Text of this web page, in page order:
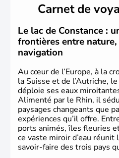
compte aujourd'hui plus
L'Autriche a donné
Mozart, Schubert, le
Schneider, Arnold
Gustav Mahler font partie
marquants de ces dernières
Carnet de
Le lac de Constance :
frontières entre
navigation
Au cœur de l’Europe, à la
la Suisse et de l’Autriche,
déploie ses eaux
Alimenté par le Rhin, il
paysages changeants que
expériences qu’il offre.
ports animés, îles fleuries
ce vaste miroir d’eau
savoir-faire des trois pays